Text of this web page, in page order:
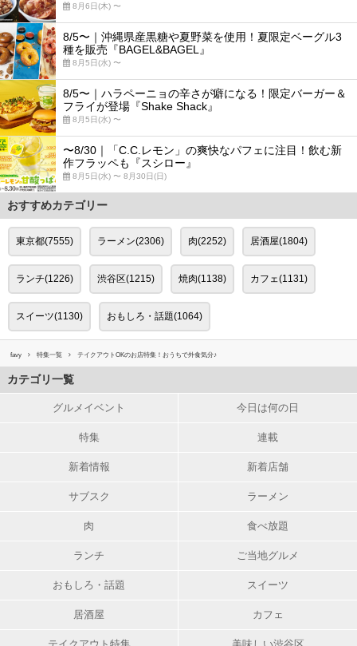
8月6日(木) 〜
8/5〜｜沖縄県産黒糖や夏野菜を使用！夏限定ベーグル3
種を販売『BAGEL&BAGEL』
8月5日(水) 〜
8/5〜｜ハラペーニョの辛さが癖になる！限定バーガー＆
フライが登場『Shake Shack』
8月5日(水) 〜
〜8/30｜「C.C.レモン」の爽快なパフェに注目！飲む新
作フラッペも『スシロー』
8月5日(水) 〜 8月30日(日)
おすすめカテゴリー
東京都(7555) ラーメン(2306) 肉(2252) 居酒屋(1804)
ランチ(1226) 渋谷区(1215) 焼肉(1138) カフェ(1131)
スイーツ(1130) おもしろ・話題(1064)
favy 特集一覧 テイクアウトOKのお店特集！おうちで外食気分♪
カテゴリ一覧
グルメイベント 今日は何の日
特集 連載
新着情報 新着店舗
サブスク ラーメン
肉 食べ放題
ランチ ご当地グルメ
おもしろ・話題 スイーツ
居酒屋 カフェ